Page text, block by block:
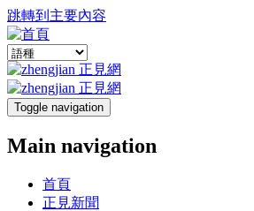
跳轉到主要內容
Toggle navigation
Main navigation
首頁
正見新聞